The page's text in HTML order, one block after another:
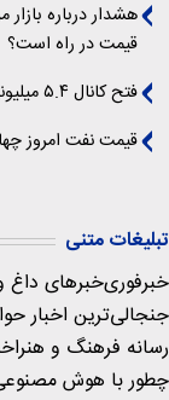
قیمت در راه است؟
فتح کانال ۵.۴ میلیونی؛ بورس از سد مقاومت کلیدی عبور کرد
قیمت نفت امروز چهارشنبه ۱۴
تبلیغات متنی
خبرفوریخبرهای داغ
جنجالی‌ترین اخبار
رسانه فرهنگ و هنر
چطور با هوش